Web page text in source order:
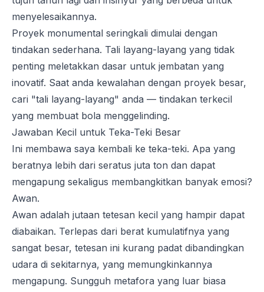
menyelesaikannya.
Proyek monumental seringkali dimulai dengan
tindakan sederhana. Tali layang-layang yang tidak
penting meletakkan dasar untuk jembatan yang
inovatif. Saat anda kewalahan dengan proyek besar,
cari "tali layang-layang" anda — tindakan terkecil
yang membuat bola menggelinding.
Jawaban Kecil untuk Teka-Teki Besar
Ini membawa saya kembali ke teka-teki. Apa yang
beratnya lebih dari seratus juta ton dan dapat
mengapung sekaligus membangkitkan banyak emosi?
Awan.
Awan adalah jutaan tetesan kecil yang hampir dapat
diabaikan. Terlepas dari berat kumulatifnya yang
sangat besar, tetesan ini kurang padat dibandingkan
udara di sekitarnya, yang memungkinkannya
mengapung. Sungguh metafora yang luar biasa